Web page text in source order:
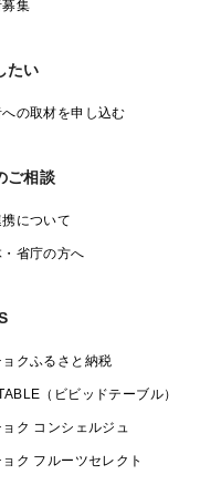
集
たい
の取材を申し込む
ご相談
について
省庁の方へ
クふるさと納税
（ビビッドテーブル）
ク コンシェルジュ
ク フルーツセレクト